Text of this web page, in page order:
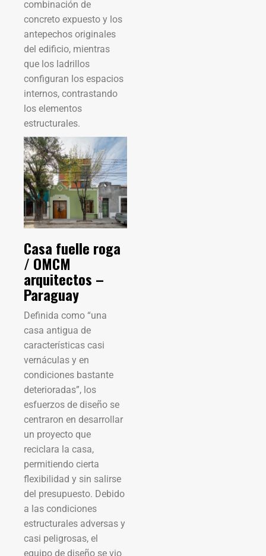
combinación de
concreto expuesto y los
antepechos originales
del edificio, mientras
que los ladrillos
configuran los espacios
internos, contrastando
los elementos
estructurales.
Casa fuelle roga
/ OMCM
arquitectos –
Paraguay
Definida como “una
casa antigua de
características casi
vernáculas y en
condiciones bastante
deterioradas”, los
esfuerzos de diseño se
centraron en desarrollar
un proyecto que
reciclara la casa,
permitiendo cierta
flexibilidad y sin salirse
del presupuesto. Debido
a las condiciones
estructurales adversas y
casi peligrosas, el
equipo de diseño se vio